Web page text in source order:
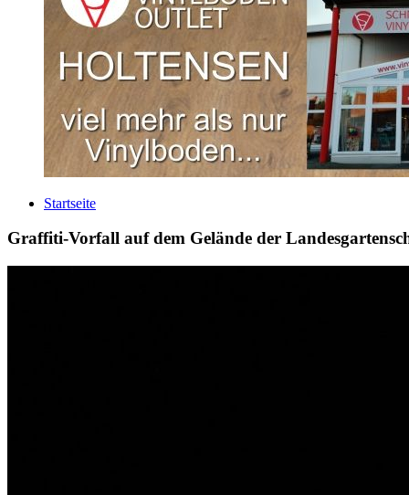
Startseite
Graffiti-Vorfall auf dem Gelände der